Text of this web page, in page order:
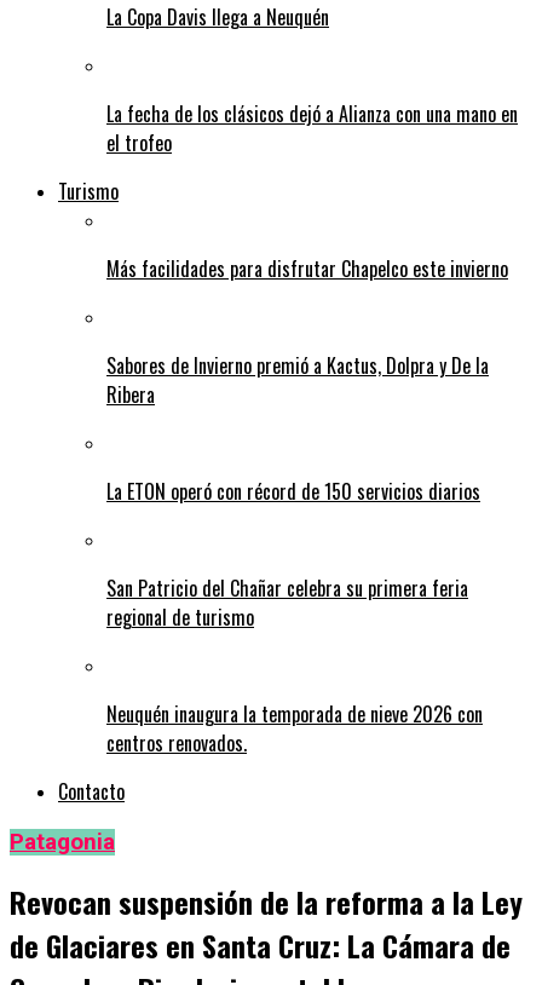
La Copa Davis llega a Neuquén
La fecha de los clásicos dejó a Alianza con una mano en
el trofeo
Turismo
Más facilidades para disfrutar Chapelco este invierno
Sabores de Invierno premió a Kactus, Dolpra y De la
Ribera
La ETON operó con récord de 150 servicios diarios
San Patricio del Chañar celebra su primera feria
regional de turismo
Neuquén inaugura la temporada de nieve 2026 con
centros renovados.
Contacto
Patagonia
Revocan suspensión de la reforma a la Ley
de Glaciares en Santa Cruz: La Cámara de